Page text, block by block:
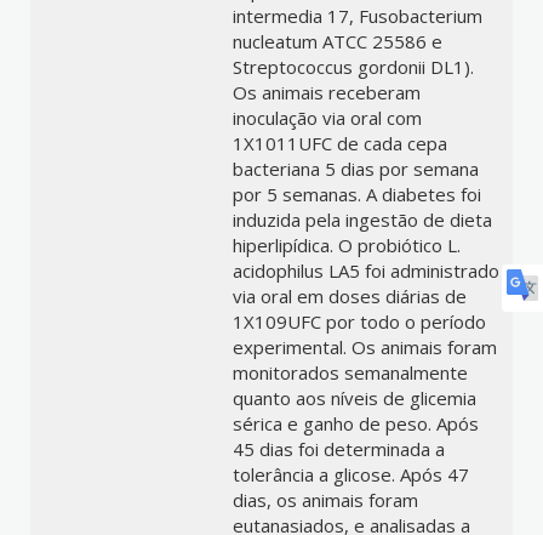
intermedia 17, Fusobacterium
nucleatum ATCC 25586 e
Streptococcus gordonii DL1).
Os animais receberam
inoculação via oral com
1X1011UFC de cada cepa
bacteriana 5 dias por semana
por 5 semanas. A diabetes foi
induzida pela ingestão de dieta
hiperlipídica. O probiótico L.
acidophilus LA5 foi administrado
via oral em doses diárias de
1X109UFC por todo o período
experimental. Os animais foram
monitorados semanalmente
quanto aos níveis de glicemia
sérica e ganho de peso. Após
45 dias foi determinada a
tolerância a glicose. Após 47
dias, os animais foram
eutanasiados, e analisadas a